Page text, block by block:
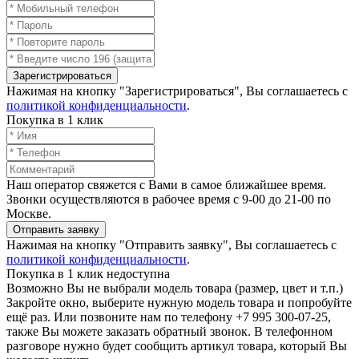
Зарегистрироваться
Нажимая на кнопку "Зарегистрироваться", Вы соглашаетесь с
политикой конфиденциальности.
Покупка в 1 клик
Наш оператор свяжется с Вами в самое ближайшее время.
Звонки осуществляются в рабочее время с 9-00 до 21-00 по
Москве.
Отправить заявку
Нажимая на кнопку "Отправить заявку", Вы соглашаетесь с
политикой конфиденциальности.
Покупка в 1 клик недоступна
Возможно Вы не выбрали модель товара (размер, цвет и т.п.)
Закройте окно, выберите нужную модель товара и попробуйте
ещё раз. Или позвоните нам по телефону +7 995 300-07-25,
также Вы можете заказать обратный звонок. В телефонном
разговоре нужно будет сообщить артикул товара, который Вы